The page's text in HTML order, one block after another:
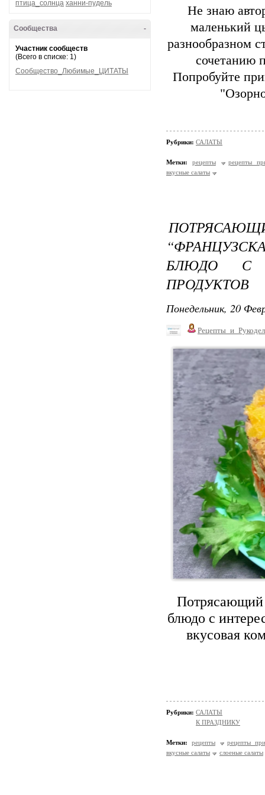
птица_солнца ханни-пудель
-
Сообщества
Участник сообществ
(Всего в списке: 1)
Сообщество_Любимые_ЦИТАТЫ
Не знаю
маленький
разнообразном
сочетанию
Попробуйте
Рубрики: САЛАТЫ
Метки: рецепты
рецепты
вкусные салаты
БЛЮДО С
ПРОДУКТОВ
Понедельник, 20
Потрясающий
блюдо с
вкусовая
Рубрики: САЛАТЫ
К ПРАЗДНИКУ
Метки: рецепты
рецепты
вкусные салаты
слоеные салаты